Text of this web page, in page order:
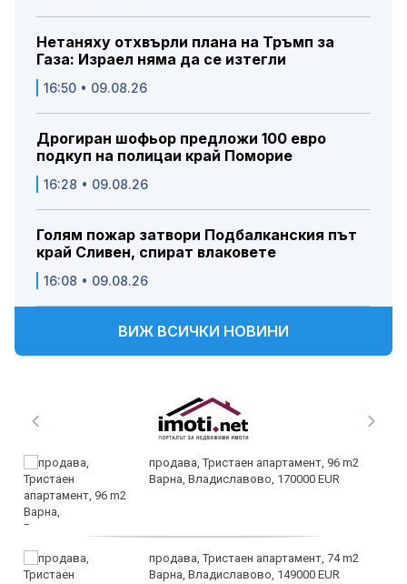
Нетаняху отхвърли плана на Тръмп за
Газа: Израел няма да се изтегли
16:50 • 09.08.26
Дрогиран шофьор предложи 100 евро
подкуп на полицаи край Поморие
16:28 • 09.08.26
Голям пожар затвори Подбалканския път
край Сливен, спират влаковете
16:08 • 09.08.26
ВИЖ ВСИЧКИ НОВИНИ
Откриха мистериозен пещерен охлюв в
Китай, от който съществуват само три
Пентагонът разсекрети нова порция
документи за НЛО